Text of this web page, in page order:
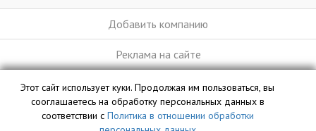
Добавить компанию
Реклама на сайте
База данных сайта vyvoz.org является интеллектуальной
собственностью ООО «Профит» и охраняется законом.
Этот сайт использует куки. Продолжая им пользоваться, вы
сооглашаетесь на обработку персональных данных в
соответствии с Политика в отношении обработки